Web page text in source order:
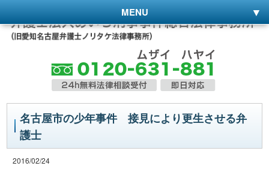
MENU
名古屋市の少年事件 接見により更生させる弁
護士
2016/02/24